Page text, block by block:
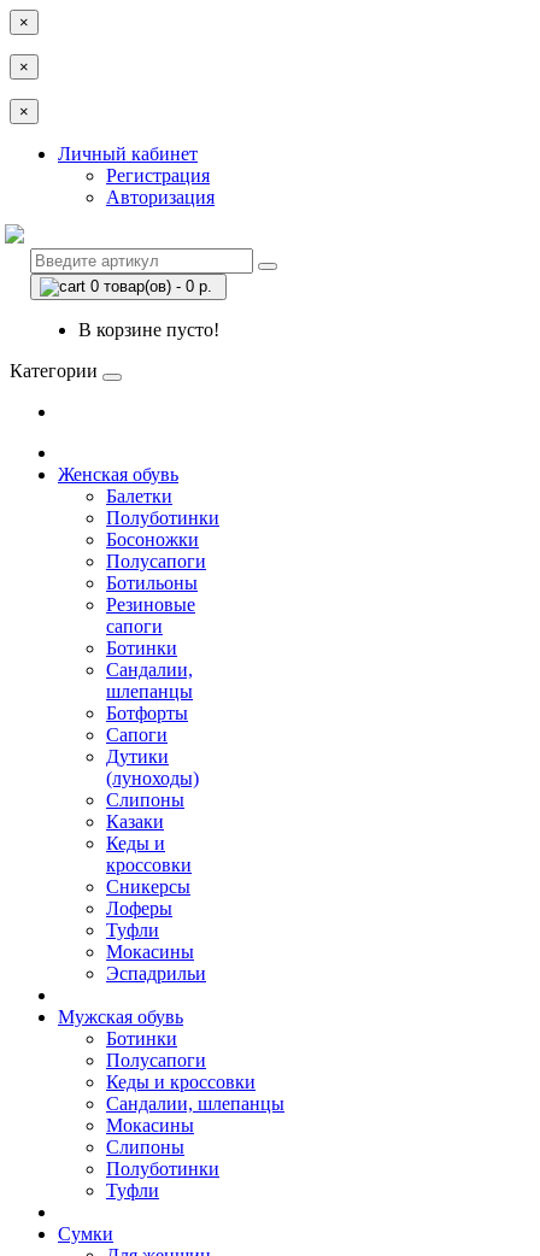
×
×
×
Личный кабинет
Регистрация
Авторизация
0 товар(ов) - 0 р.
В корзине пусто!
Категории
Женская обувь
Балетки
Полуботинки
Босоножки
Полусапоги
Ботильоны
Резиновые
сапоги
Ботинки
Сандалии,
шлепанцы
Ботфорты
Сапоги
Дутики
(луноходы)
Слипоны
Казаки
Кеды и
кроссовки
Сникерсы
Лоферы
Туфли
Мокасины
Эспадрильи
Мужская обувь
Ботинки
Полусапоги
Кеды и кроссовки
Сандалии, шлепанцы
Мокасины
Слипоны
Полуботинки
Туфли
Сумки